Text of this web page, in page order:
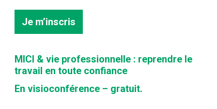
Je m’inscris
MICI & vie professionnelle : reprendre le
travail en toute confiance
En visioconférence – gratuit.